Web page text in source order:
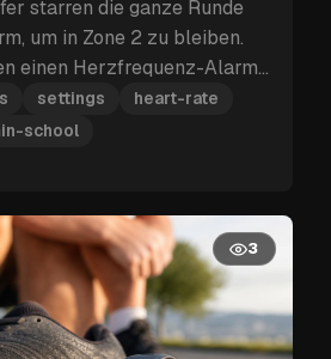
starren die ganze Runde
um in Zone 2 zu bleiben.
einen Herzfrequenz-Alarm
vibriert, sobald du die
settings
heart-rate
school
3